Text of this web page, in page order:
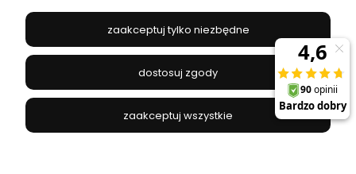
JANEX
669-050-03-43
504 545 749//E-mail:sklep@janexmarket.pl
zaakceptuj tylko niezbędne
dostosuj zgody
zaakceptuj wszystkie